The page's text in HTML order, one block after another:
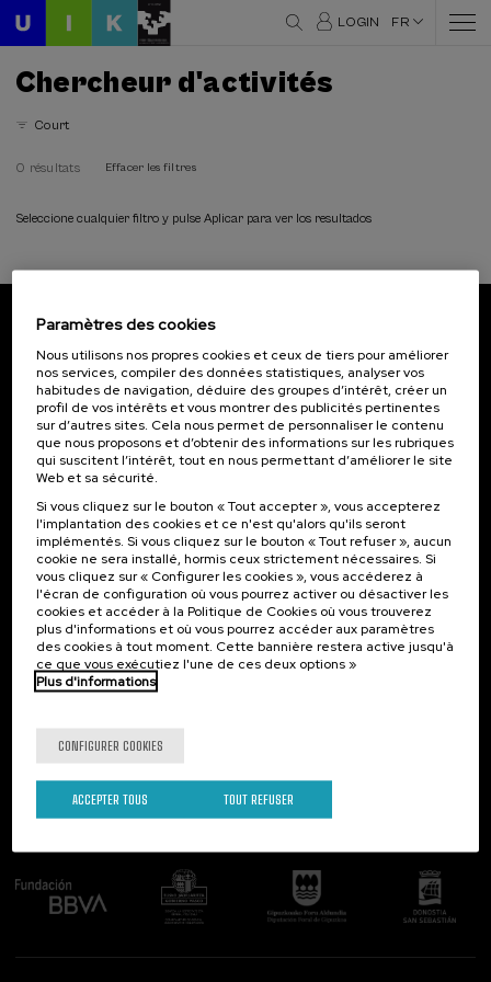
LOGIN FR
Chercheur d'activités
Court
0 résultats Effacer les filtres
Seleccione cualquier filtro y pulse Aplicar para ver los resultados
Inscrivez-vous pour être le premier à recevoir les
actualités de l'UIK.
S'abonner
Contact
Palacio Miramar
Paseo de Miraconcha, 48
20007 Donostia / San Sebastián
Gipuzkoa, Spain
Contactez-nous!
Intéressant...
Activités précédentes
Suivez-nous
Paramètres des cookies
Nous utilisons nos propres cookies et ceux de tiers pour améliorer
nos services, compiler des données statistiques, analyser vos
habitudes de navigation, déduire des groupes d’intérêt, créer un
profil de vos intérêts et vous montrer des publicités pertinentes
sur d’autres sites. Cela nous permet de personnaliser le contenu
que nous proposons et d’obtenir des informations sur les rubriques
qui suscitent l’intérêt, tout en nous permettant d’améliorer le site
Web et sa sécurité.
Si vous cliquez sur le bouton « Tout accepter », vous accepterez
l'implantation des cookies et ce n'est qu'alors qu'ils seront
implémentés. Si vous cliquez sur le bouton « Tout refuser », aucun
cookie ne sera installé, hormis ceux strictement nécessaires. Si
vous cliquez sur « Configurer les cookies », vous accéderez à
l'écran de configuration où vous pourrez activer ou désactiver les
cookies et accéder à la Politique de Cookies où vous trouverez
plus d'informations et où vous pourrez accéder aux paramètres
des cookies à tout moment. Cette bannière restera active jusqu'à
ce que vous exécutiez l'une de ces deux options »
Plus d'informations
CONFIGURER COOKIES
TOUT REFUSER
ACCEPTER TOUS